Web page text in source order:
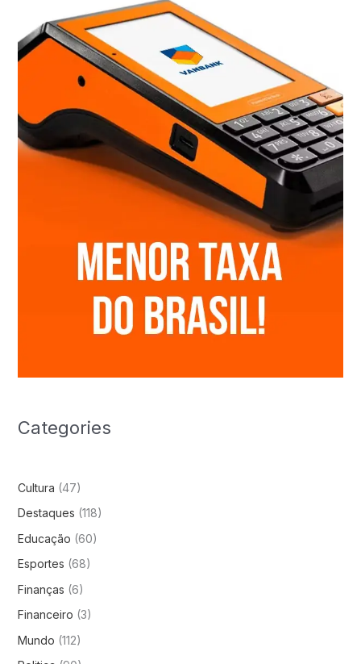
Categories
Cultura (47)
Destaques (118)
Educação (60)
Esportes (68)
Finanças (6)
Financeiro (3)
Mundo (112)